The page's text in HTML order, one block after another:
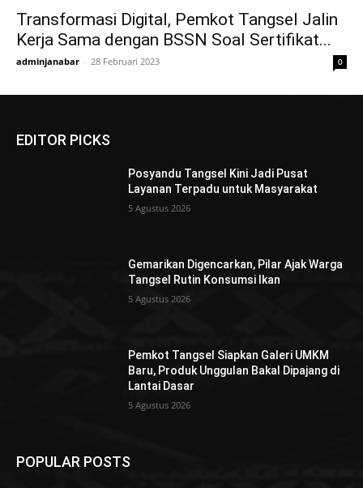
Transformasi Digital, Pemkot Tangsel Jalin
Kerja Sama dengan BSSN Soal Sertifikat...
adminjanabar - 28 Februari 2023 0
EDITOR PICKS
Posyandu Tangsel Kini Jadi Pusat
Layanan Terpadu untuk Masyarakat
5 Agustus 2026
Gemarikan Digencarkan, Pilar Ajak Warga
Tangsel Rutin Konsumsi Ikan
5 Agustus 2026
Pemkot Tangsel Siapkan Galeri UMKM
Baru, Produk Unggulan Bakal Dipajang di
Lantai Dasar
5 Agustus 2026
POPULAR POSTS